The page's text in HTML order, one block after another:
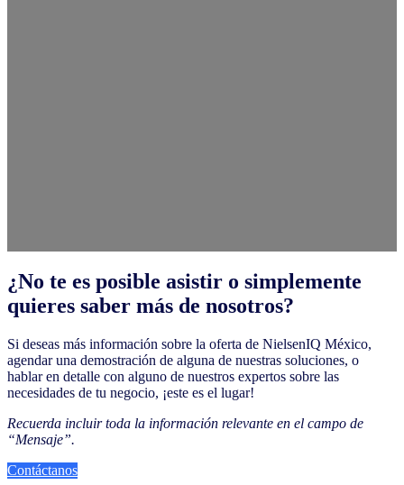
¿No te es posible asistir o simplemente
quieres saber más de nosotros?
Si deseas más información sobre la oferta de NielsenIQ México,
agendar una demostración de alguna de nuestras soluciones, o
hablar en detalle con alguno de nuestros expertos sobre las
necesidades de tu negocio, ¡este es el lugar!
Recuerda incluir toda la información relevante en el campo de
“Mensaje”.
Contáctanos